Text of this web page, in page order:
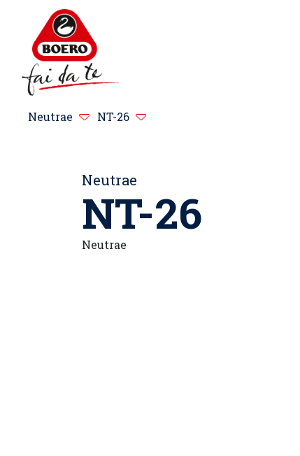
Neutrae NT-26
Neutrae
NT-26
Neutrae